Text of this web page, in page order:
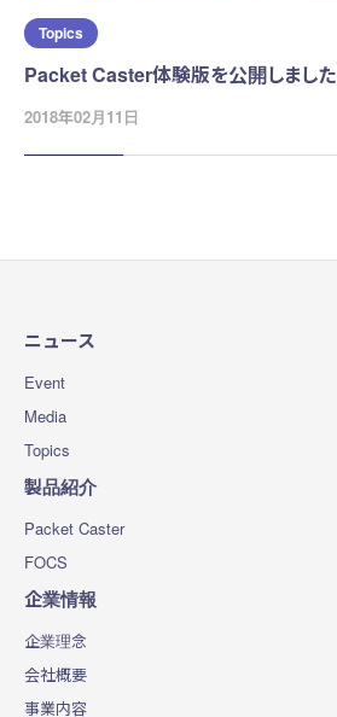
Topics
Packet Caster体験版を公開しました
2018年02月11日
ニュース
Event
Media
Topics
製品紹介
Packet Caster
FOCS
企業情報
企業理念
会社概要
事業内容